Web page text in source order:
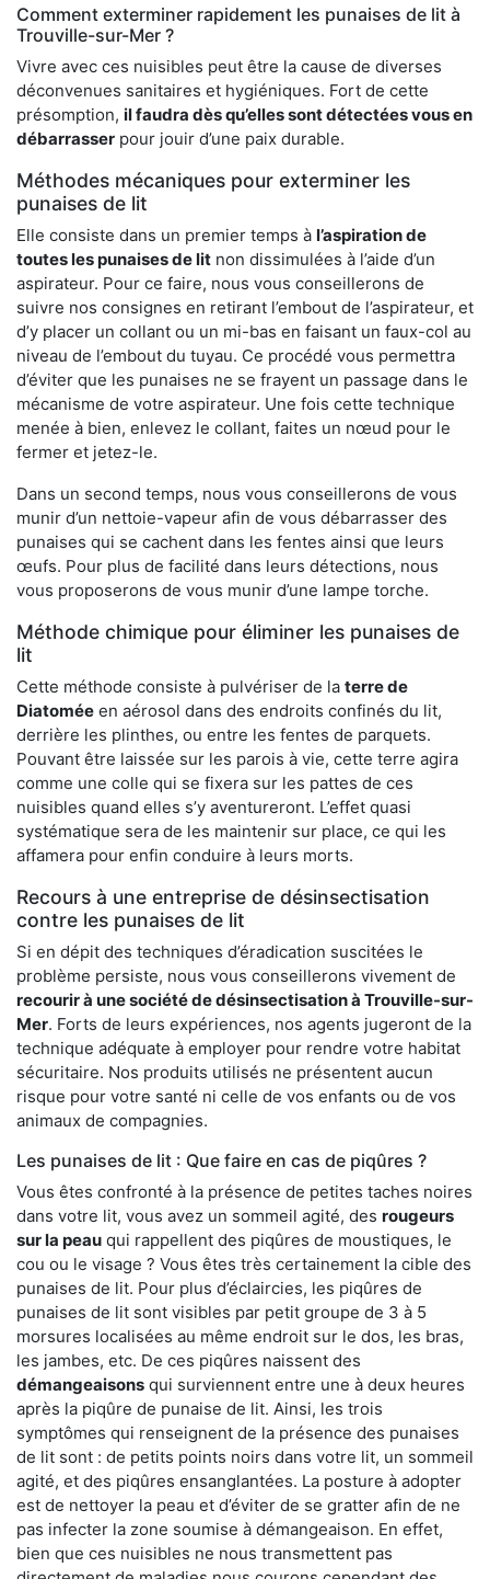
Comment exterminer rapidement les punaises de lit à
Trouville-sur-Mer ?
Vivre avec ces nuisibles peut être la cause de diverses
déconvenues sanitaires et hygiéniques. Fort de cette
présomption, il faudra dès qu’elles sont détectées vous en
débarrasser pour jouir d’une paix durable.
Méthodes mécaniques pour exterminer les
punaises de lit
Elle consiste dans un premier temps à l’aspiration de
toutes les punaises de lit non dissimulées à l’aide d’un
aspirateur. Pour ce faire, nous vous conseillerons de
suivre nos consignes en retirant l’embout de l’aspirateur, et
d’y placer un collant ou un mi-bas en faisant un faux-col au
niveau de l’embout du tuyau. Ce procédé vous permettra
d’éviter que les punaises ne se frayent un passage dans le
mécanisme de votre aspirateur. Une fois cette technique
menée à bien, enlevez le collant, faites un nœud pour le
fermer et jetez-le.
Dans un second temps, nous vous conseillerons de vous
munir d’un nettoie-vapeur afin de vous débarrasser des
punaises qui se cachent dans les fentes ainsi que leurs
œufs. Pour plus de facilité dans leurs détections, nous
vous proposerons de vous munir d’une lampe torche.
Méthode chimique pour éliminer les punaises de
lit
Cette méthode consiste à pulvériser de la terre de
Diatomée en aérosol dans des endroits confinés du lit,
derrière les plinthes, ou entre les fentes de parquets.
Pouvant être laissée sur les parois à vie, cette terre agira
comme une colle qui se fixera sur les pattes de ces
nuisibles quand elles s’y aventureront. L’effet quasi
systématique sera de les maintenir sur place, ce qui les
affamera pour enfin conduire à leurs morts.
Recours à une entreprise de désinsectisation
contre les punaises de lit
Si en dépit des techniques d’éradication suscitées le
problème persiste, nous vous conseillerons vivement de
recourir à une société de désinsectisation à Trouville-sur-
Mer. Forts de leurs expériences, nos agents jugeront de la
technique adéquate à employer pour rendre votre habitat
sécuritaire. Nos produits utilisés ne présentent aucun
risque pour votre santé ni celle de vos enfants ou de vos
animaux de compagnies.
Les punaises de lit : Que faire en cas de piqûres ?
Vous êtes confronté à la présence de petites taches noires
dans votre lit, vous avez un sommeil agité, des rougeurs
sur la peau qui rappellent des piqûres de moustiques, le
cou ou le visage ? Vous êtes très certainement la cible des
punaises de lit. Pour plus d’éclaircies, les piqûres de
punaises de lit sont visibles par petit groupe de 3 à 5
morsures localisées au même endroit sur le dos, les bras,
les jambes, etc. De ces piqûres naissent des
démangeaisons qui surviennent entre une à deux heures
après la piqûre de punaise de lit. Ainsi, les trois
symptômes qui renseignent de la présence des punaises
de lit sont : de petits points noirs dans votre lit, un sommeil
agité, et des piqûres ensanglantées. La posture à adopter
est de nettoyer la peau et d’éviter de se gratter afin de ne
pas infecter la zone soumise à démangeaison. En effet,
bien que ces nuisibles ne nous transmettent pas